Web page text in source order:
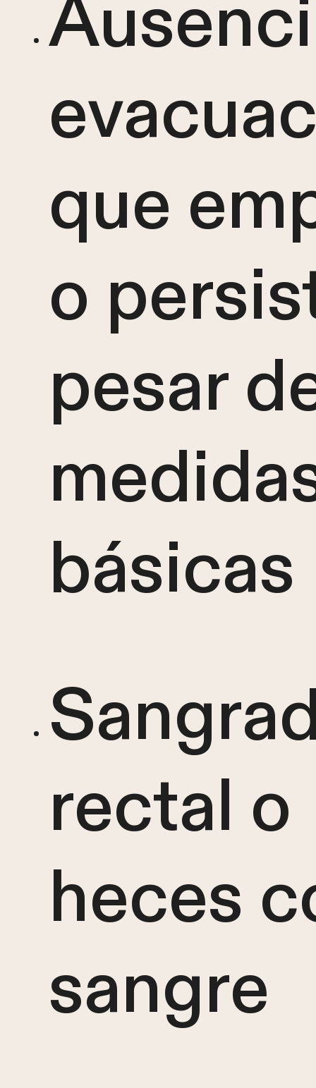
que
o
pesar
básicas
rectal o
heces
sangre